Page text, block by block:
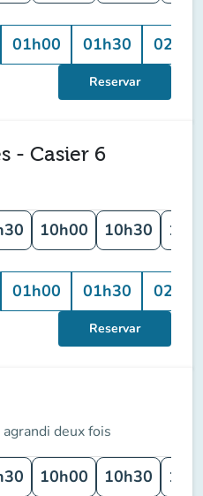
01h00 01h30 02h00
Reservar
- Casier 6
10h00 10h30
01h00 01h30 02h00
Reservar
deux fois
10h00 10h30